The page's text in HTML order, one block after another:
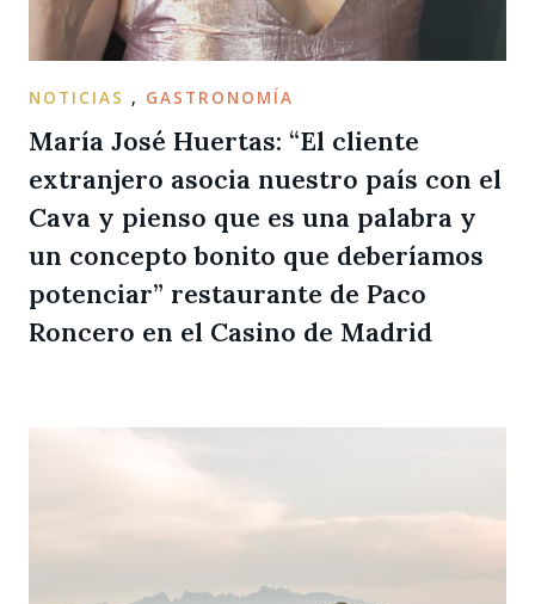
NOTICIAS , GASTRONOMÍA
María José Huertas: “El cliente
extranjero asocia nuestro país con el
Cava y pienso que es una palabra y
un concepto bonito que deberíamos
potenciar” restaurante de Paco
Roncero en el Casino de Madrid